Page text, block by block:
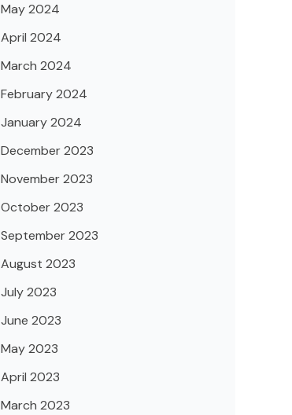
May 2024
April 2024
March 2024
February 2024
January 2024
December 2023
November 2023
October 2023
September 2023
August 2023
July 2023
June 2023
May 2023
April 2023
March 2023